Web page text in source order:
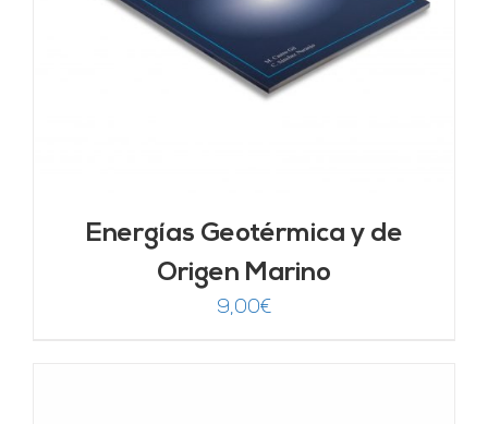
Energías Geotérmica y de
Origen Marino
9,00€